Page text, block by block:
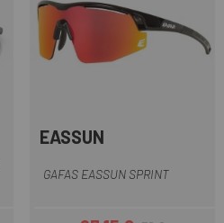
EASSUN
GAFAS EASSUN SPRINT